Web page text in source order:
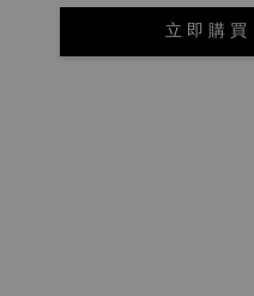
立 即 購 買